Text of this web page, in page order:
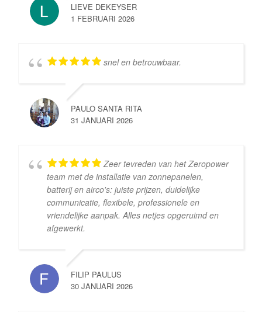
LIEVE DEKEYSER
1 FEBRUARI 2026
snel en betrouwbaar.
PAULO SANTA RITA
31 JANUARI 2026
Zeer tevreden van het Zeropower
team met de installatie van zonnepanelen,
batterij en airco's: juiste prijzen, duidelijke
communicatie, flexibele, professionele en
vriendelijke aanpak. Alles netjes opgeruimd en
afgewerkt.
FILIP PAULUS
30 JANUARI 2026